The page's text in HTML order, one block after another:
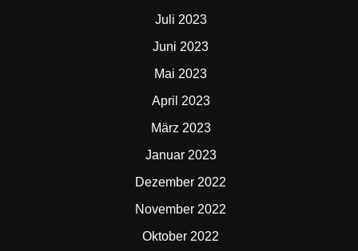
Juli 2023
Juni 2023
Mai 2023
April 2023
März 2023
Januar 2023
Dezember 2022
November 2022
Oktober 2022